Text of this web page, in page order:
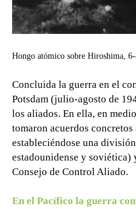
Hongo atómico sobre Hiroshima,
Concluida la guerra en el
Potsdam (julio-agosto de
los aliados. En ella, en
tomaron acuerdos
estableciéndose una
estadounidense y
Consejo de Control Aliado.
En el Pacífico la guerra